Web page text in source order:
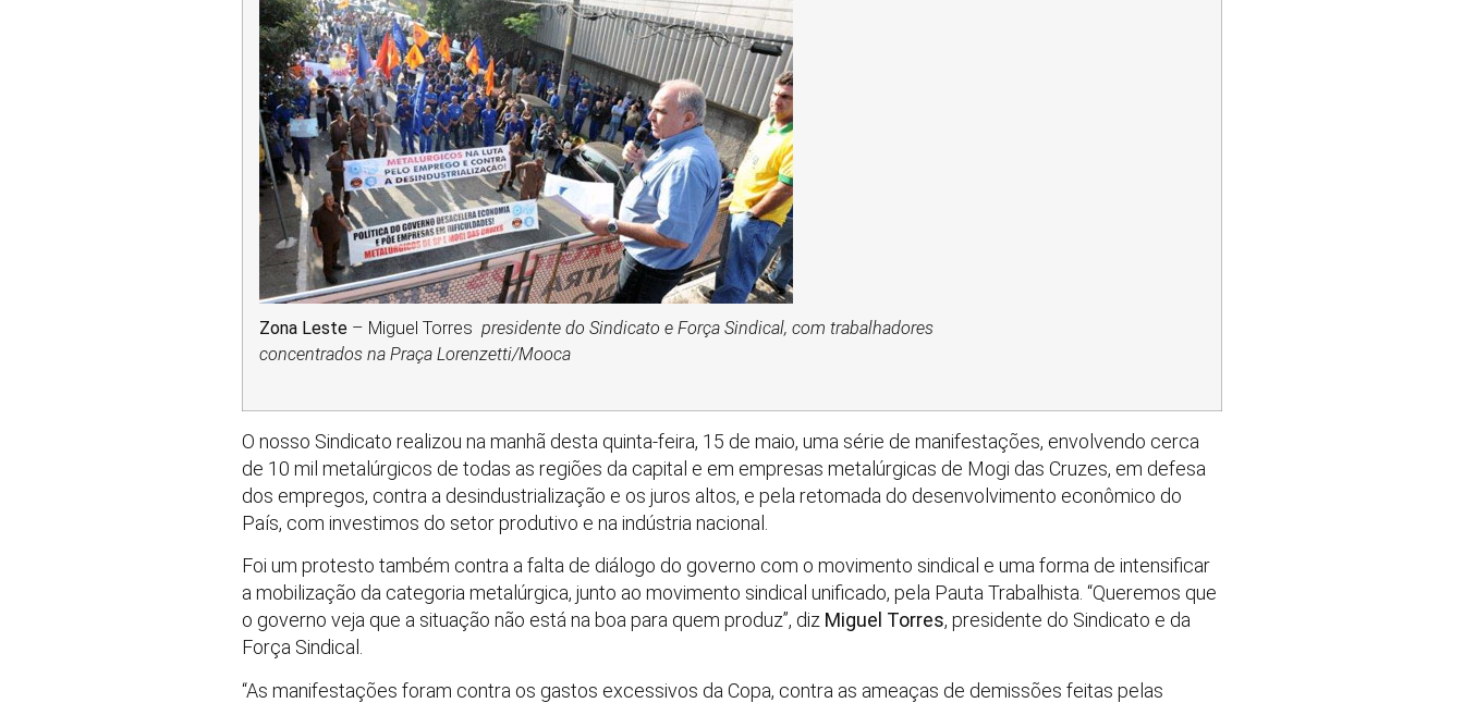
Zona Leste – Miguel Torres presidente do Sindicato e Força Sindical, com trabalhadores
concentrados na Praça Lorenzetti/Mooca
O nosso Sindicato realizou na manhã desta quinta-feira, 15 de maio, uma série de manifestações, envolvendo cerca
de 10 mil metalúrgicos de todas as regiões da capital e em empresas metalúrgicas de Mogi das Cruzes, em defesa
dos empregos, contra a desindustrialização e os juros altos, e pela retomada do desenvolvimento econômico do
País, com investimos do setor produtivo e na indústria nacional.
Foi um protesto também contra a falta de diálogo do governo com o movimento sindical e uma forma de intensificar
a mobilização da categoria metalúrgica, junto ao movimento sindical unificado, pela Pauta Trabalhista. “Queremos que
o governo veja que a situação não está na boa para quem produz”, diz Miguel Torres, presidente do Sindicato e da
Força Sindical.
“As manifestações foram contra os gastos excessivos da Copa, contra as ameaças de demissões feitas pelas